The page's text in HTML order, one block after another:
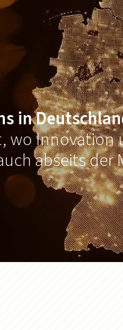
in
wo Innovation
abseits der